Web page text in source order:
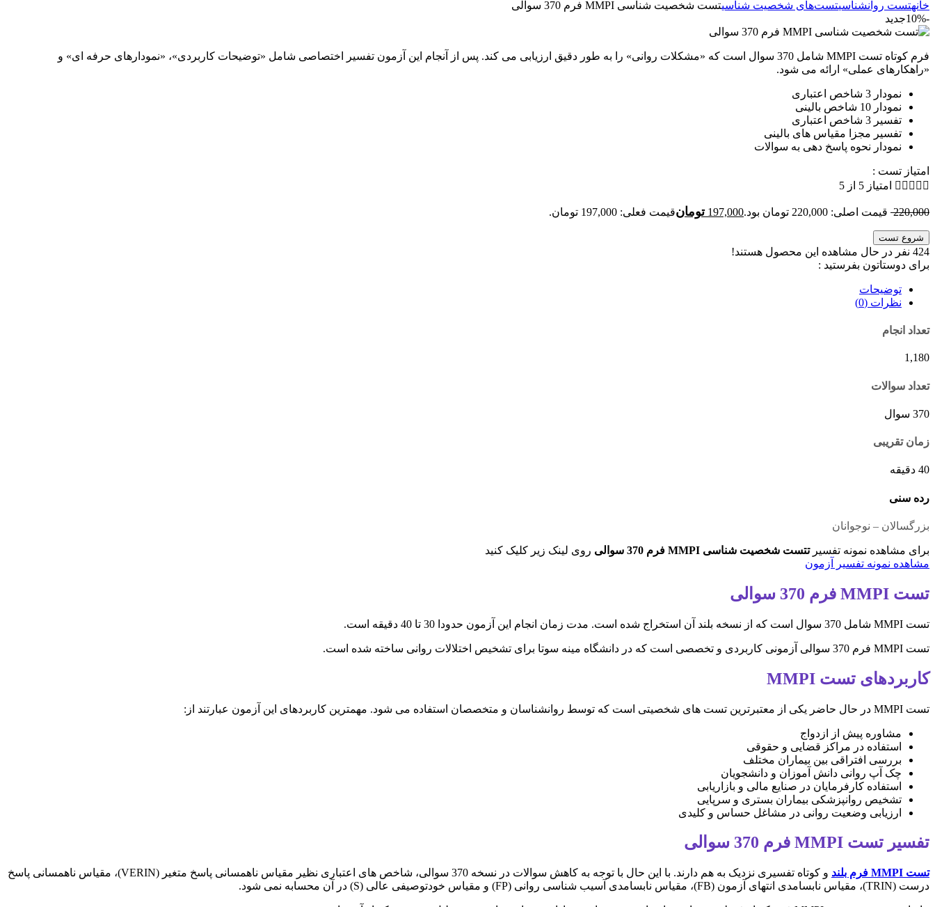
خانهتست روانشناسیتست‌های شخصیت شناسیتست شخصیت شناسی MMPI فرم 370 سوالی
-10%
جدید
فرم کوتاه تست MMPI شامل 370 سوال است که «مشکلات روانی» را به طور دقیق ارزیابی می کند. پس از آنجام این آزمون تفسیر اختصاصی شامل «توضیحات کاربردی»، «نمودارهای حرفه ای» و
«راهکارهای عملی» ارائه می شود.
نمودار 3 شاخص اعتباری
نمودار 10 شاخص بالینی
تفسیر 3 شاخص اعتباری
تفسیر مجزا مقیاس های بالینی
نمودار نحوه پاسخ دهی به سوالات
امتیاز تست :
     امتیاز 5 از 5
220,000 قیمت اصلی: 220,000 تومان بود. 197,000 تومانقیمت فعلی: 197,000 تومان.
شروع تست
424 نفر در حال مشاهده این محصول هستند!
برای دوستاتون بفرستید :
توضیحات
نظرات (0)
تعداد انجام
1,180
تعداد سوالات
370 سوال
زمان تقریبی
40 دقیقه
رده سنی
بزرگسالان – نوجوانان
برای مشاهده نمونه تفسیرتتست شخصیت شناسی MMPI فرم 370 سوالی
روی لینک زیر کلیک کنید
مشاهده نمونه تفسیر آزمون
تست MMPI فرم 370 سوالی
تست MMPI شامل 370 سوال است که از نسخه بلند آن استخراج شده است. مدت زمان انجام این آزمون حدودا 30 تا 40 دقیقه است.
تست MMPI فرم 370 سوالی آزمونی کاربردی و تخصصی است که در دانشگاه مینه سوتا برای تشخیص اختلالات روانی ساخته شده است.
کاربردهای تست MMPI
تست MMPI در حال حاضر یکی از معتبرترین تست های شخصیتی است که توسط روانشناسان و متخصصان استفاده می شود. مهمترین کاربردهای این آزمون عبارتند از:
مشاوره پیش از ازدواج
استفاده در مراکز قضایی و حقوقی
بررسی افتراقی بین بیماران مختلف
چک آپ روانی دانش آموزان و دانشجویان
استفاده کارفرمایان در صنایع مالی و بازاریابی
تشخیص روانپزشکی بیماران بستری و سرپایی
ارزیابی وضعیت روانی در مشاغل حساس و کلیدی
تفسیر تست MMPI فرم 370 سوالی
تست MMPI فرم بلند
و کوتاه تفسیری نزدیک به هم دارند. با این حال با توجه به کاهش سوالات در نسخه 370 سوالی، شاخص های اعتباری نظیر مقیاس ناهمسانی پاسخ متغیر (VERIN)، مقیاس ناهمسانی پاسخ
درست (TRIN)، مقیاس نابسامدی انتهای آزمون (FB)، مقیاس نابسامدی آسیب شناسی روانی (FP) و مقیاس خودتوصیفی عالی (S) در آن محسابه نمی شود.